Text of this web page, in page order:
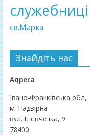
служебниці
єв.Марка
Знайдіть нас
Адреса
Івано-Франківська обл,
м. Надвірна
вул. Шевченка, 9
78400